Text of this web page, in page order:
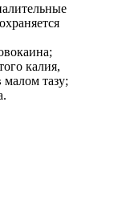
калия,
малом тазу;